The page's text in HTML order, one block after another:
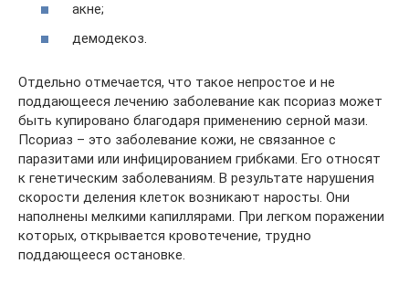
акне;
демодекоз.
Отдельно отмечается, что такое непростое и не
поддающееся лечению заболевание как псориаз может
быть купировано благодаря применению серной мази.
Псориаз – это заболевание кожи, не связанное с
паразитами или инфицированием грибками. Его относят
к генетическим заболеваниям. В результате нарушения
скорости деления клеток возникают наросты. Они
наполнены мелкими капиллярами. При легком поражении
которых, открывается кровотечение, трудно
поддающееся остановке.